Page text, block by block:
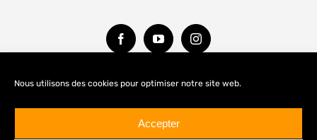
Nous utilisons des cookies pour optimiser notre site web.
Accepter
MENTIONS LÉGALES